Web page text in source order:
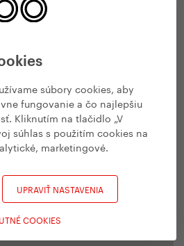
súbory cookies, aby
fungovanie a čo najlepšiu
Kliknutím na tlačidlo „V
súhlas s použitím cookies na
marketingové.
UPRAVIŤ NASTAVENIA
COOKIES